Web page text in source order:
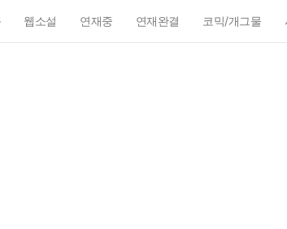
웹소설 연재중 연재완결 코믹/개그물